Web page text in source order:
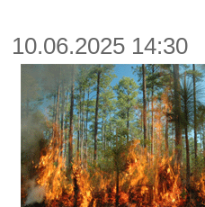
10.06.2025 14:30